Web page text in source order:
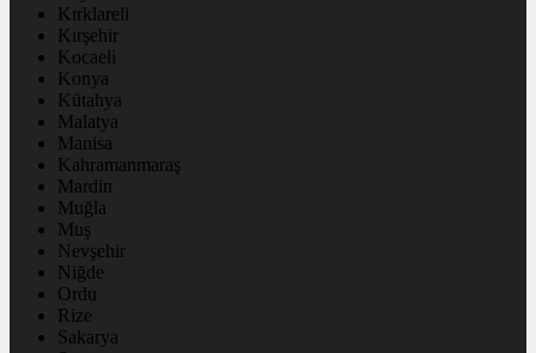
Kırklareli
Kırşehir
Kocaeli
Konya
Kütahya
Malatya
Manisa
Kahramanmaraş
Mardin
Muğla
Muş
Nevşehir
Niğde
Ordu
Rize
Sakarya